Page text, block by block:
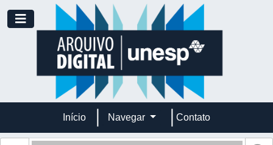
Skip to main content
Toggle navigation
Início Navegar Contato